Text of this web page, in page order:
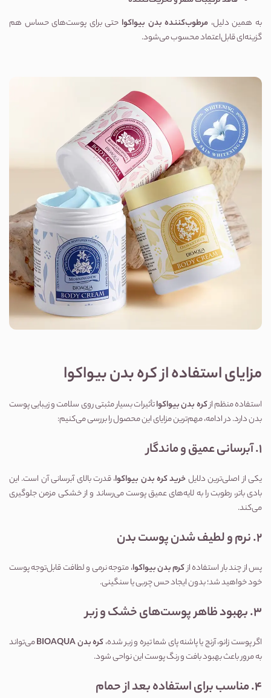
به همین دلیل، مرطوب‌کننده بدن بیواکوا حتی برای پوست‌های حساس هم
گزینه‌ای قابل‌اعتماد محسوب می‌شود.
مزایای استفاده از کره بدن بیواکوا
استفاده منظم ازکره بدن بیواکواتأثیرات بسیار مثبتی روی سلامت و زیبایی پوست
بدن دارد. در ادامه، مهم‌ترین مزایای این محصول را بررسی می‌کنیم:
1. آبرسانی عمیق و ماندگار
یکی از اصلی‌ترین دلایلخرید کره بدن بیواکوا، قدرت بالای آبرسانی آن است. این
بادی باتر، رطوبت را به لایه‌های عمیق پوست می‌رساند و از خشکی مزمن جلوگیری
می‌کند.
2. نرم و لطیف شدن پوست بدن
پس از چند بار استفاده ازکرم بدن بیواکوا، متوجه نرمی و لطافت قابل‌توجه پوست
خود خواهید شد؛ بدون ایجاد حس چربی یا سنگینی.
3. بهبود ظاهر پوست‌های خشک و زبر
اگر پوست زانو، آرنج یا پاشنه پای شما تیره و زبر شده،کره بدن BIOAQUA
می‌تواند
به مرور باعث بهبود بافت و رنگ پوست این نواحی شود.
4. مناسب برای استفاده بعد از حمام